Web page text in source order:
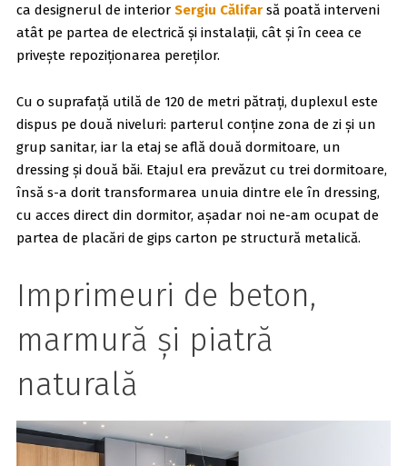
ca designerul de interior Sergiu Călifarsă poată interveni
atât pe partea de electrică și instalații, cât și în ceea ce
privește repoziționarea pereților.
Cu o suprafață utilă de 120 de metri pătrați, duplexul este
dispus pe două niveluri: parterul conține zona de zi și un
grup sanitar, iar la etaj se află două dormitoare, un
dressing și două băi. Etajul era prevăzut cu trei dormitoare,
însă s-a dorit transformarea unuia dintre ele în dressing,
cu acces direct din dormitor, așadar noi ne-am ocupat de
partea de placări de gips carton pe structură metalică.
Imprimeuri de beton,
marmură și piatră
naturală